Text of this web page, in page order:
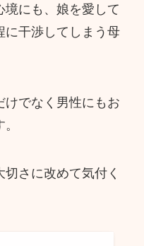
にも、娘を愛して
に干渉してしまう母
けでなく男性にもお
さに改めて気付く